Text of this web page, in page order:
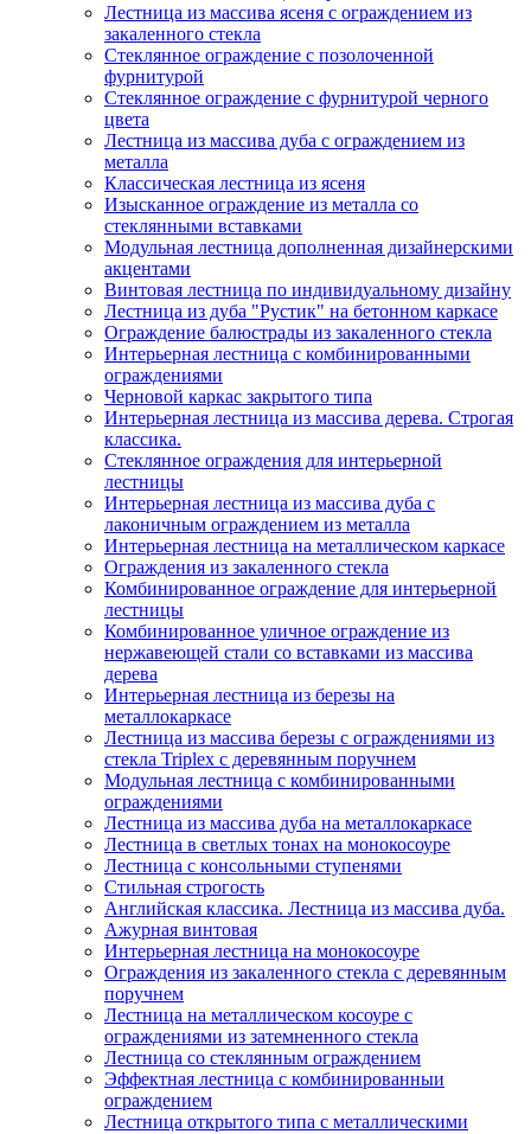
Лестница из массива ясеня с ограждением из
закаленного стекла
Стеклянное ограждение с позолоченной
фурнитурой
Стеклянное ограждение с фурнитурой черного
цвета
Лестница из массива дуба с ограждением из
металла
Классическая лестница из ясеня
Изысканное ограждение из металла со
стеклянными вставками
Модульная лестница дополненная дизайнерскими
акцентами
Винтовая лестница по индивидуальному дизайну
Лестница из дуба "Рустик" на бетонном каркасе
Ограждение балюстрады из закаленного стекла
Интерьерная лестница с комбинированными
ограждениями
Черновой каркас закрытого типа
Интерьерная лестница из массива дерева. Строгая
классика.
Стеклянное ограждения для интерьерной
лестницы
Интерьерная лестница из массива дуба с
лаконичным ограждением из металла
Интерьерная лестница на металлическом каркасе
Ограждения из закаленного стекла
Комбинированное ограждение для интерьерной
лестницы
Комбинированное уличное ограждение из
нержавеющей стали со вставками из массива
дерева
Интерьерная лестница из березы на
металлокаркасе
Лестница из массива березы с ограждениями из
стекла Triplex с деревянным поручнем
Модульная лестница с комбинированными
ограждениями
Лестница из массива дуба на металлокаркасе
Лестница в светлых тонах на монокосоуре
Лестница с консольными ступенями
Стильная строгость
Английская классика. Лестница из массива дуба.
Ажурная винтовая
Интерьерная лестница на монокосоуре
Ограждения из закаленного стекла с деревянным
поручнем
Лестница на металлическом косоуре с
ограждениями из затемненного стекла
Лестница со стеклянным ограждением
Эффектная лестница с комбинированныи
ограждением
Лестница открытого типа с металлическими